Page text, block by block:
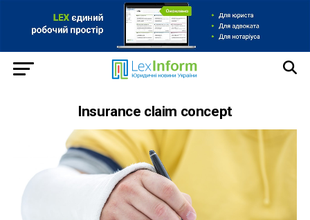
Insurance claim concept